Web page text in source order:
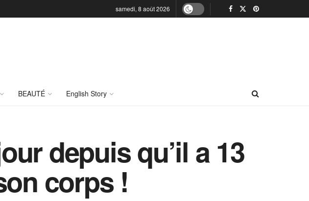
samedi, 8 août 2026
BEAUTÉ English Story
depuis qu’il a 13
corps !